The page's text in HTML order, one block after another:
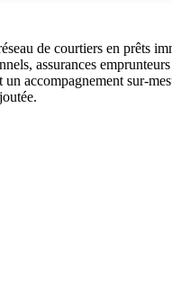
de courtiers en prêts
assurances
accompagnement sur-